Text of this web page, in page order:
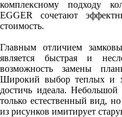
комплексному подходу
EGGER сочетают
стоимость.
Главным отличием
является быстрая и
возможность замены
Широкий выбор теплых и
достичь идеала.
только естественный вид,
из рисунков имитирует